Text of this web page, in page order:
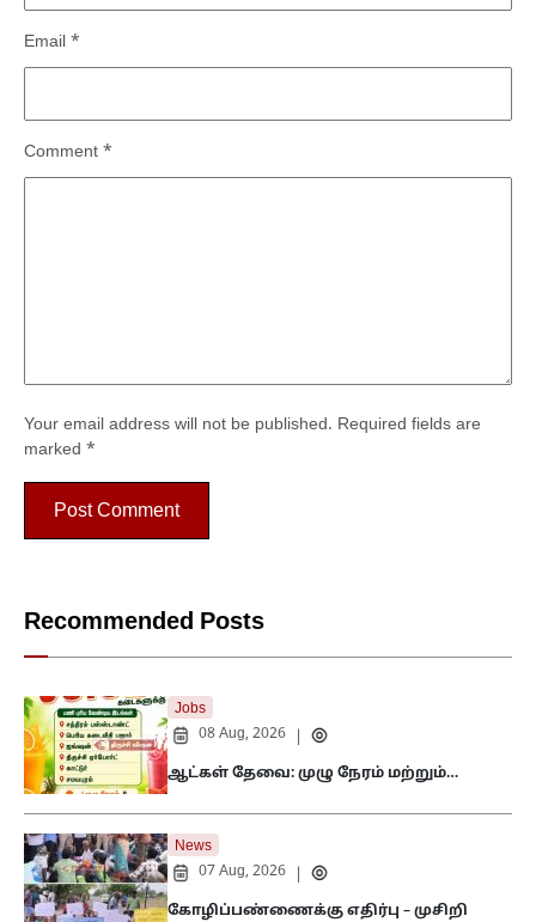
Your email address will not be published. Required fields are
marked *
Comment *
Email *
Recommended Posts
Jobs
08 Aug, 2026
ஆட்கள் தேவை: முழு நேரம் மற்றும்…
News
07 Aug, 2026
கோழிப்பண்ணைக்கு எதிர்பு – முசிறி